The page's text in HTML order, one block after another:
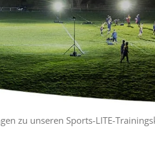
zu unseren Sports-LITE-